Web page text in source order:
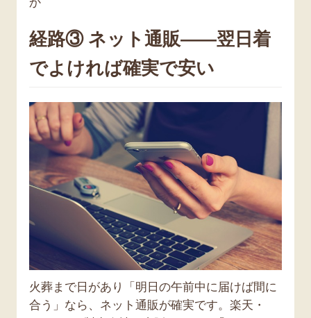
か
経路③ ネット通販——翌日着
でよければ確実で安い
火葬まで日があり「明日の午前中に届けば間に
合う」なら、ネット通販が確実です。楽天・